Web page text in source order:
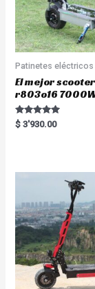
Patinetes eléctricos
El mejor
r803o16
Rated
5.00
$ 3'930.00